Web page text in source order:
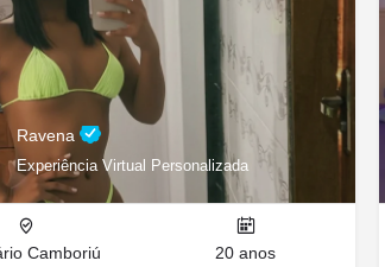
Ravena
Experiência Virtual Personalizada
Camboriú 20 anos